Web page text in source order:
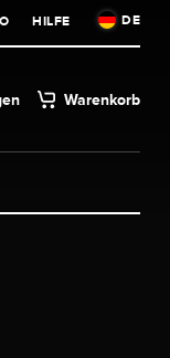
HILFE DE
Warenkorb